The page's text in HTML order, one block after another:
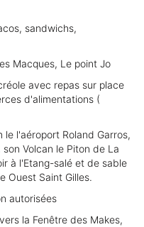
sandwichs,
Macques, Le point Jo
avec repas sur place
d'alimentations (
l'aéroport Roland Garros,
Volcan le Piton de La
à l'Etang-salé et de sable
Ouest Saint Gilles.
autorisées
la Fenêtre des Makes,